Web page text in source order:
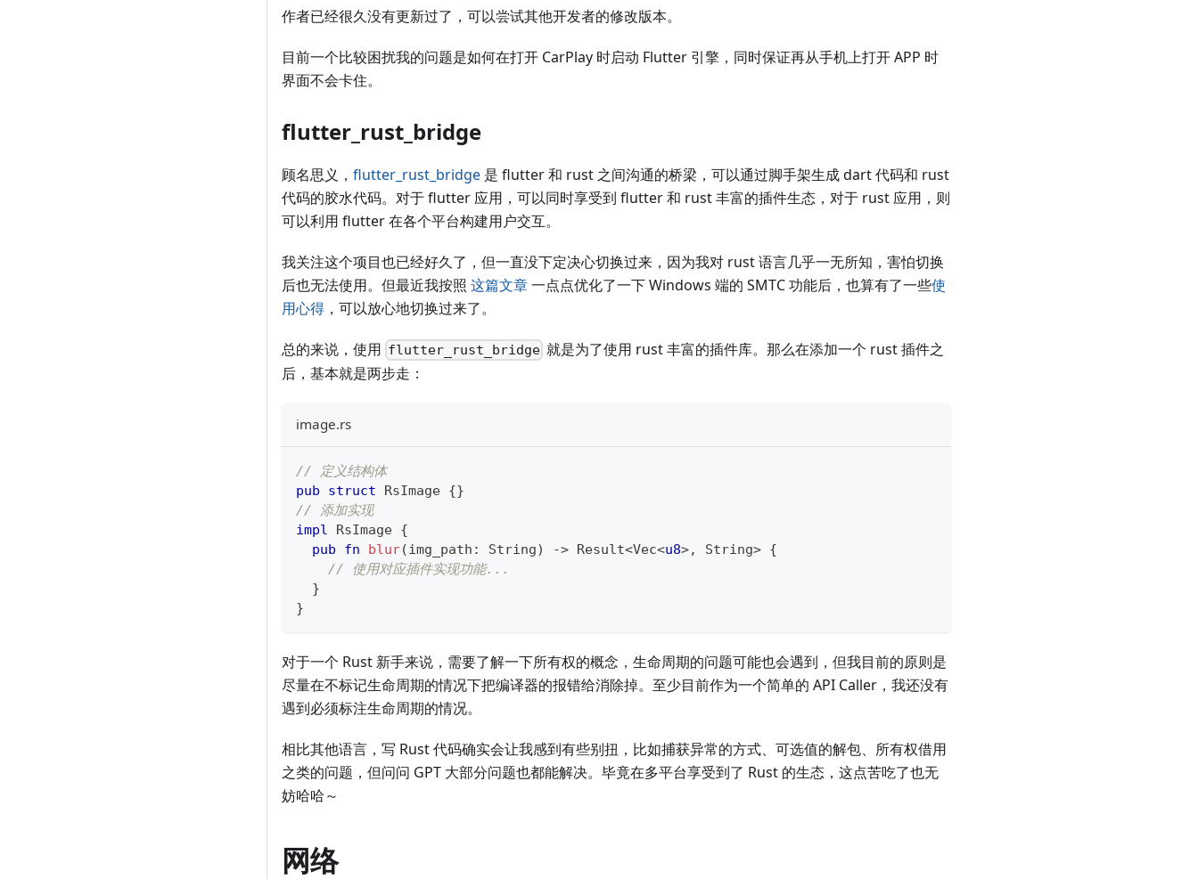
作者已经很久没有更新过了，可以尝试其他开发者的修改版本。
目前一个比较困扰我的问题是如何在打开 CarPlay 时启动 Flutter 引擎，同时保证再从手机上打开 APP 时
界面不会卡住。
flutter_rust_bridge
顾名思义， flutter_rust_bridge 是 flutter 和 rust 之间沟通的桥梁，可以通过脚手架生成 dart 代码和 rust
代码的胶水代码。对于 flutter 应用，可以同时享受到 flutter 和 rust 丰富的插件生态，对于 rust 应用，则
可以利用 flutter 在各个平台构建用户交互。
我关注这个项目也已经好久了，但一直没下定决心切换过来，因为我对 rust 语言几乎一无所知，害怕切换
后也无法使用。但最近我按照 这篇文章一点点优化了一下 Windows 端的 SMTC 功能后，也算有了一些使
用心得 ，可以放心地切换过来了。
总的来说，使用 flutter_rust_bridge 就是为了使用 rust 丰富的插件库。那么在添加一个 rust 插件之
后，基本就是两步走：
image.rs
// 定义结构体
pub
struct RsImage {}
// 添加实现
impl
RsImage {
pub
fn blur(img_path : String) -> Result<Vec<u8>, String> {
// 使用对应插件实现功能...
}
}
对于一个 Rust 新手来说，需要了解一下所有权的概念，生命周期的问题可能也会遇到，但我目前的原则是
尽量在不标记生命周期的情况下把编译器的报错给消除掉。至少目前作为一个简单的 API Caller，我还没有
遇到必须标注生命周期的情况。
相比其他语言，写 Rust 代码确实会让我感到有些别扭，比如捕获异常的方式、可选值的解包、所有权借用
之类的问题，但问问 GPT 大部分问题也都能解决。毕竟在多平台享受到了 Rust 的生态，这点苦吃了也无
妨哈哈～
网络